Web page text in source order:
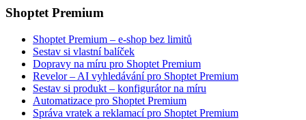
Shoptet Premium
Shoptet Premium – e-shop bez limitů
Sestav si vlastní balíček
Dopravy na míru pro Shoptet Premium
Revelor – AI vyhledávání pro Shoptet Premium
Sestav si produkt – konfigurátor na míru
Automatizace pro Shoptet Premium
Správa vratek a reklamací pro Shoptet Premium